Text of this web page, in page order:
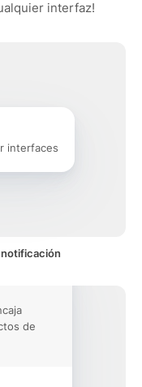
interfaz!
interfaces
notificación
de